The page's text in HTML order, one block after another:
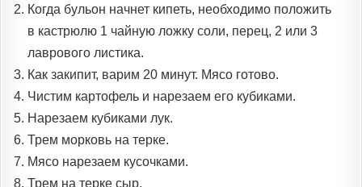
Когда бульон начнет кипеть, необходимо положить
в кастрюлю 1 чайную ложку соли, перец, 2 или 3
лаврового листика.
Как закипит, варим 20 минут. Мясо готово.
Чистим картофель и нарезаем его кубиками.
Нарезаем кубиками лук.
Трем морковь на терке.
Мясо нарезаем кусочками.
Трем на терке сыр.